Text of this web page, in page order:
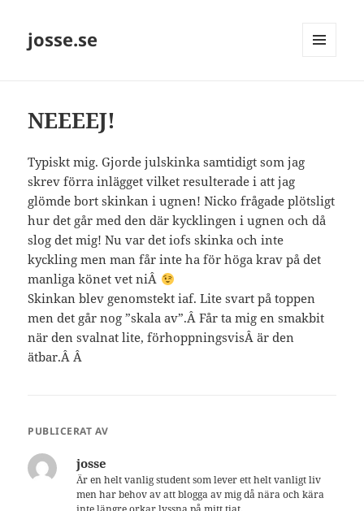
josse.se
NEEEEJ!
Typiskt mig. Gjorde julskinka samtidigt som jag
skrev förra inlägget vilket resulterade i att jag
glömde bort skinkan i ugnen! Nicko frågade plötsligt
hur det går med den där kycklingen i ugnen och då
slog det mig! Nu var det iofs skinka och inte
kyckling men man får inte ha för höga krav på det
manliga könet vet niÂ
Skinkan blev genomstekt iaf. Lite svart på toppen
men det går nog ”skala av”.Â Får ta mig en smakbit
när den svalnat lite, förhoppningsvisÂ är den
ätbar.Â Â
PUBLICERAT AV
josse
Är en helt vanlig student som lever ett helt vanligt liv
men har behov av att blogga av mig då nära och kära